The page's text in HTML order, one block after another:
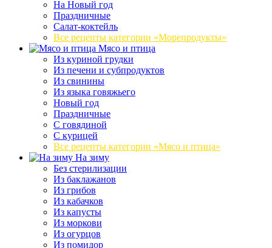
На Новый год
Праздничные
Салат-коктейль
Все рецепты категории «Морепродукты»
Мясо и птица
Из куриной грудки
Из печени и субпродуктов
Из свинины
Из языка говяжьего
Новый год
Праздничные
С говядиной
С курицей
Все рецепты категории «Мясо и птица»
На зиму
Без стерилизации
Из баклажанов
Из грибов
Из кабачков
Из капусты
Из моркови
Из огурцов
Из помидор